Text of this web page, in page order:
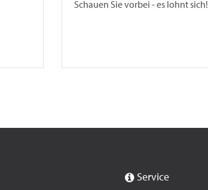
Schauen Sie vorbei - es lohnt sich!
Service